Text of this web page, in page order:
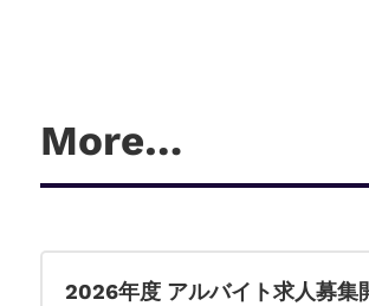
More…
2026年度 アルバイト求人募集